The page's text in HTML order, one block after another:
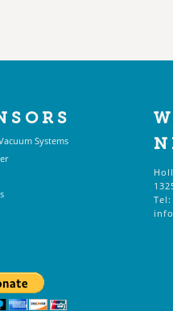
Systems
Tel: